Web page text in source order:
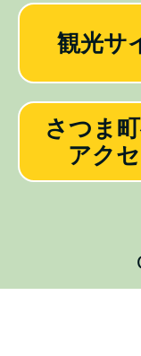
観光サ
さつま
アク